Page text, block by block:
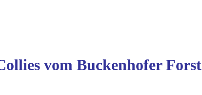
vom Buckenhofer Forst